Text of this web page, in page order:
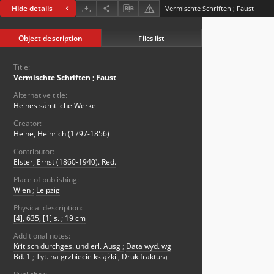
Hide details Vermischte Schriften ; Faust
Object description Files list
Title:
Vermischte Schriften ; Faust
Alternative title:
Heines sämtliche Werke
Creator:
Heine, Heinrich (1797-1856)
Contributor:
Elster, Ernst (1860-1940). Red.
Place of publishing:
Wien ; Leipzig
Physical description:
[4], 635, [1] s. ; 19 cm
Additional notes:
Kritisch durchges. und erl. Ausg ; Data wyd. wg
Bd. 1 ; Tyt. na grzbiecie książki ; Druk frakturą